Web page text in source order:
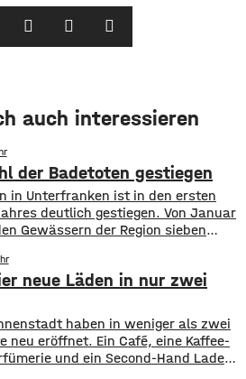
auch interessieren
der Badetoten gestiegen
in Unterfranken ist in den ersten
deutlich gestiegen. Von Januar
Gewässern der Region sieben
teilte die DLRG mit. Auch
der Badetoten gestiegen. Während
neue Läden in nur zwei
haben in weniger als zwei
neu eröffnet. Ein Café, eine Kaffee-
und ein Second-Hand Laden